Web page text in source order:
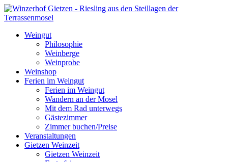
Weingut
Philosophie
Weinberge
Weinprobe
Weinshop
Ferien im Weingut
Ferien im Weingut
Wandern an der Mosel
Mit dem Rad unterwegs
Gästezimmer
Zimmer buchen/Preise
Veranstaltungen
Gietzen Weinzeit
Gietzen Weinzeit